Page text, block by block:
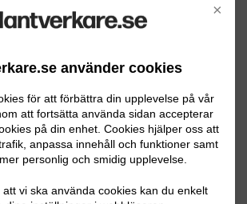
×
använder cookies
för att förbättra din upplevelse på vår
att fortsätta använda sidan accepterar
på din enhet. Cookies hjälper oss att
anpassa innehåll och funktioner samt
personlig och smidig upplevelse.
vi ska använda cookies kan du enkelt
hjälp snarast med installation
Har redan
blir klar med golvet på
11 så onsdag 23/11 och framåt.
11.21.2022 08:17